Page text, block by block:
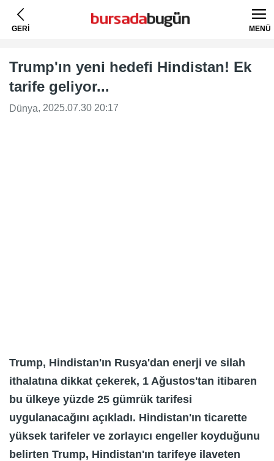
GERİ MENÜ
Trump'ın yeni hedefi Hindistan! Ek
tarife geliyor...
Dünya, 2025.07.30 20:17
Trump, Hindistan'ın Rusya'dan enerji ve silah
ithalatına dikkat çekerek, 1 Ağustos'tan itibaren
bu ülkeye yüzde 25 gümrük tarifesi
uygulanacağını açıkladı. Hindistan'ın ticarette
yüksek tarifeler ve zorlayıcı engeller koyduğunu
belirten Trump, Hindistan'ın tarifeye ilaveten